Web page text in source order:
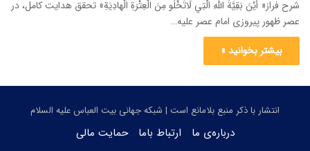
شرح فراز« أَيْنَ بَقِيَّةُ اللّٰهِ الَّتِي لَاتَخْلُو مِنَ الْعِتْرَةِ الْهادِيَةِ» تحقق هدایت کامل، در
عصر ظهور پیروزی امام عصر علیه…
بیشتر بخوانید »
انتشار با ذکر منبع بلامانع است | شبکه جهانی بیت العباس علیه السلام
درباره‌ی ما ارتباط باما حمایت مالی